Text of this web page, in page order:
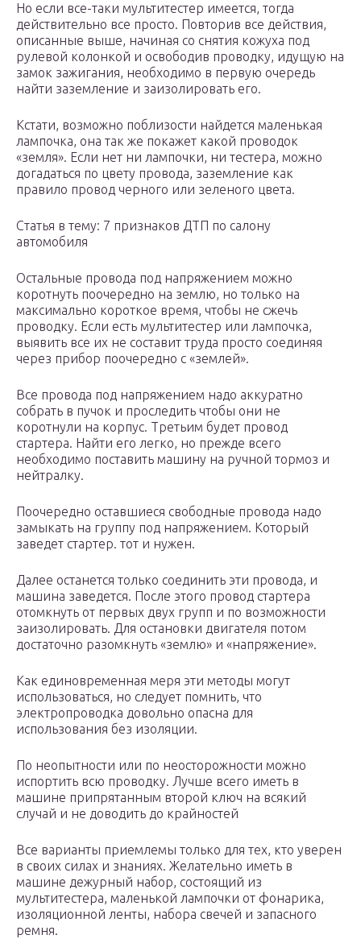
Но если все-таки мультитестер имеется, тогда
действительно все просто. Повторив все действия,
описанные выше, начиная со снятия кожуха под
рулевой колонкой и освободив проводку, идущую на
замок зажигания, необходимо в первую очередь
найти заземление и заизолировать его.
Кстати, возможно поблизости найдется маленькая
лампочка, она так же покажет какой проводок
«земля». Если нет ни лампочки, ни тестера, можно
догадаться по цвету провода, заземление как
правило провод черного или зеленого цвета.
Статья в тему: 7 признаков ДТП по салону
автомобиля
Остальные провода под напряжением можно
коротнуть поочередно на землю, но только на
максимально короткое время, чтобы не сжечь
проводку. Если есть мультитестер или лампочка,
выявить все их не составит труда просто соединяя
через прибор поочередно с «землей».
Все провода под напряжением надо аккуратно
собрать в пучок и проследить чтобы они не
коротнули на корпус. Третьим будет провод
стартера. Найти его легко, но прежде всего
необходимо поставить машину на ручной тормоз и
нейтралку.
Поочередно оставшиеся свободные провода надо
замыкать на группу под напряжением. Который
заведет стартер. тот и нужен.
Далее останется только соединить эти провода, и
машина заведется. После этого провод стартера
отомкнуть от первых двух групп и по возможности
заизолировать. Для остановки двигателя потом
достаточно разомкнуть «землю» и «напряжение».
Как единовременная меря эти методы могут
использоваться, но следует помнить, что
электропроводка довольно опасна для
использования без изоляции.
По неопытности или по неосторожности можно
испортить всю проводку. Лучше всего иметь в
машине припрятанным второй ключ на всякий
случай и не доводить до крайностей
Все варианты приемлемы только для тех, кто уверен
в своих силах и знаниях. Желательно иметь в
машине дежурный набор, состоящий из
мультитестера, маленькой лампочки от фонарика,
изоляционной ленты, набора свечей и запасного
ремня.